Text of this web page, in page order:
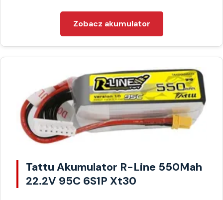
Zobacz akumulator
Tattu Akumulator R-Line 550Mah
22.2V 95C 6S1P Xt30